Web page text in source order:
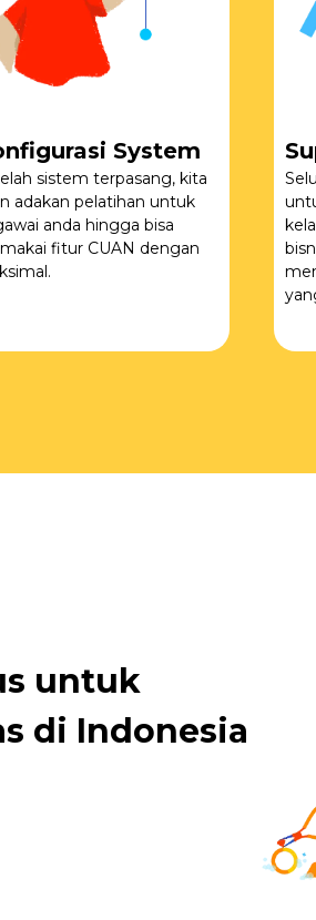
System
sistem terpasang, kita
adakan pelatihan untuk
anda hingga bisa
fitur CUAN dengan
untuk
di Indonesia